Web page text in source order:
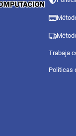
Trabaja
Politicas